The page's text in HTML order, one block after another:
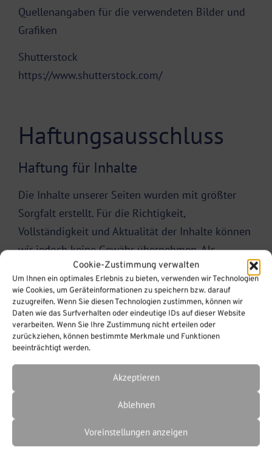
Cookie-Zustimmung verwalten
Um Ihnen ein optimales Erlebnis zu bieten, verwenden wir Technologien
wie Cookies, um Geräteinformationen zu speichern bzw. darauf
zuzugreifen. Wenn Sie diesen Technologien zustimmen, können wir
Daten wie das Surfverhalten oder eindeutige IDs auf dieser Website
verarbeiten. Wenn Sie Ihre Zustimmung nicht erteilen oder
zurückziehen, können bestimmte Merkmale und Funktionen
beeinträchtigt werden.
Akzeptieren
Ablehnen
Voreinstellungen anzeigen
Quellenangaben für die verwendeten Bilder und
Grafiken
Shutterstock
https://www.shutterstock.com/
Haftungsausschluss
Haftung für Inhalte
Die Inhalte unserer Seiten wurden mit größter
Sorgfalt erstellt. Für die Richtigkeit,
Vollständigkeit und Aktualität der Inhalte können
wir jedoch keine Gewähr übernehmen. Als
Diensteanbieter sind wir gemäß § 7 Abs.1 TMG
für eigene Inhalte auf diesen Seiten nach den
allgemeinen Gesetzen verantwortlich. Nach §§ 8
bis 10 TMG sind wir als Diensteanbieter jedoch
nicht verpflichtet, übermittelte oder gespeicherte
Umständen zu forschen, die auf eine
der Nutzung von Informationen nach den